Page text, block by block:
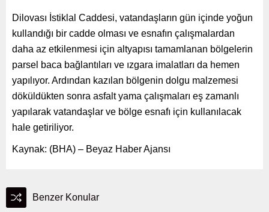
Dilovası İstiklal Caddesi, vatandaşların gün içinde yoğun
kullandığı bir cadde olması ve esnafın çalışmalardan
daha az etkilenmesi için altyapısı tamamlanan bölgelerin
parsel baca bağlantıları ve ızgara imalatları da hemen
yapılıyor. Ardından kazılan bölgenin dolgu malzemesi
döküldükten sonra asfalt yama çalışmaları eş zamanlı
yapılarak vatandaşlar ve bölge esnafı için kullanılacak
hale getiriliyor.
Kaynak: (BHA) – Beyaz Haber Ajansı
Benzer Konular